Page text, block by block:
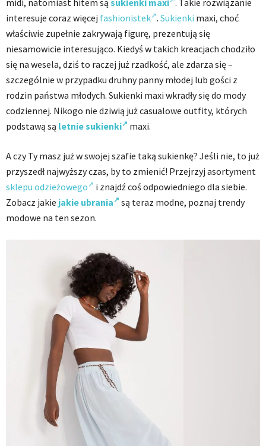
midi, natomiast hitem są sukienki maxi . Takie rozwiązanie
interesuje coraz więcej fashionistek . Sukienki maxi, choć
właściwie zupełnie zakrywają figurę, prezentują się
niesamowicie interesująco. Kiedyś w takich kreacjach chodziło
się na wesela, dziś to raczej już rzadkość, ale zdarza się –
szczególnie w przypadku druhny panny młodej lub gości z
rodzin państwa młodych. Sukienki maxi wkradły się do mody
codziennej. Nikogo nie dziwią już casualowe outfity, których
podstawą są letnie sukienki maxi.
A czy Ty masz już w swojej szafie taką sukienkę? Jeśli nie, to już
przyszedł najwyższy czas, by to zmienić! Przejrzyj asortyment
sklepu odzieżowego
i znajdź coś odpowiedniego dla siebie.
Zobacz jakie jakie ubrania
są teraz modne, poznaj trendy
modowe na ten sezon.